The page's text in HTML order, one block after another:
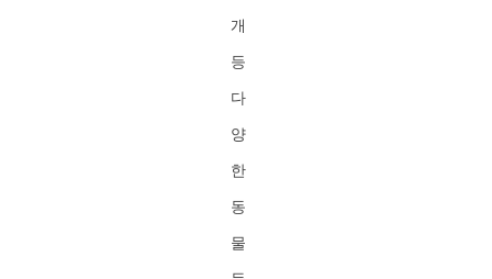
개
등
다
양
한
동
물